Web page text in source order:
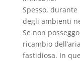
Spesso,
degli ambienti
Se non
ricambio
fastidiosa. In